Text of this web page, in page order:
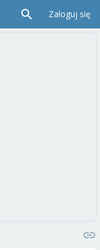
Zaloguj się